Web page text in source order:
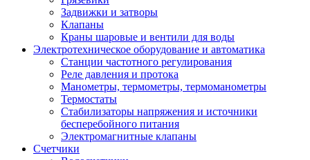
Задвижки и затворы
Клапаны
Краны шаровые и вентили для воды
Электротехническое оборудование и автоматика
Станции частотного регулирования
Реле давления и протока
Манометры, термометры, термоманометры
Термостаты
Стабилизаторы напряжения и источники
бесперебойного питания
Электромагнитные клапаны
Счетчики